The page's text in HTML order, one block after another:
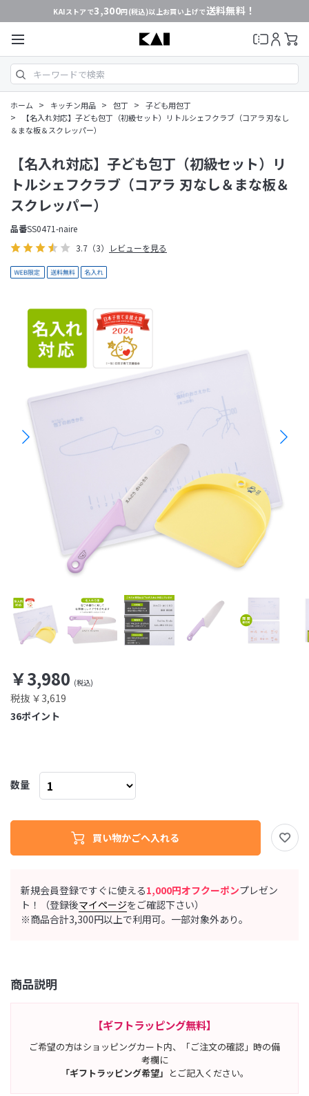
KAIストアで3,300円(税込)以上お買い上げで送料無料！
ホーム > キッチン用品 > 包丁 > 子ども用包丁
>
【名入れ対応】子ども包丁（初級セット）リトルシェフクラブ（コアラ 刃なし
＆まな板＆スクレッパー）
3.7 （3） レビューを見る
新規会員登録ですぐに使える1,000円オフクーポンプレゼン
ト！（登録後マイページをご確認下さい）
※商品合計3,300円以上で利用可。一部対象外あり。
商品説明
【ギフトラッピング無料】
ご希望の方はショッピングカート内、「ご注文の確認」時の備
考欄に
「ギフトラッピング希望」 とご記入ください。
【名入れ対応】子ども包丁（初級セット）リ
トルシェフクラブ（コアラ 刃なし＆まな板＆
スクレッパー）
￥3,980
税抜 ￥3,619
品番SS0471-naire
ポイント
36
数量